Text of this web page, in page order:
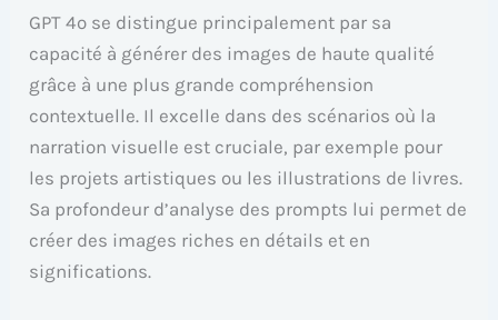
GPT 4o se distingue principalement par sa
capacité à générer des images de haute qualité
grâce à une plus grande compréhension
contextuelle. Il excelle dans des scénarios où la
narration visuelle est cruciale, par exemple pour
les projets artistiques ou les illustrations de livres.
Sa profondeur d’analyse des prompts lui permet de
créer des images riches en détails et en
significations.